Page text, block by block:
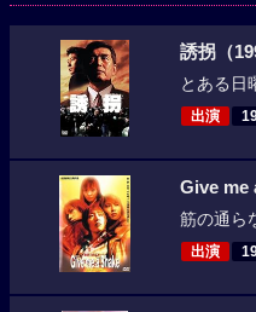
誘拐（
とある日
出演
Give me
筋の通ら
出演